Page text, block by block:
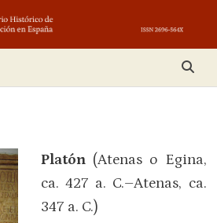
Platón (Atenas o Egina,
ca. 427 a. C.–Atenas, ca.
347 a. C.)